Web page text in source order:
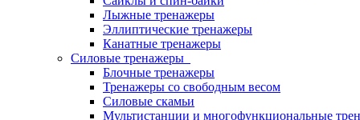
Лыжные тренажеры
Эллиптические тренажеры
Канатные тренажеры
Силовые тренажеры
Блочные тренажеры
Тренажеры со свободным весом
Силовые скамьи
Мультистанции и многофункциональные